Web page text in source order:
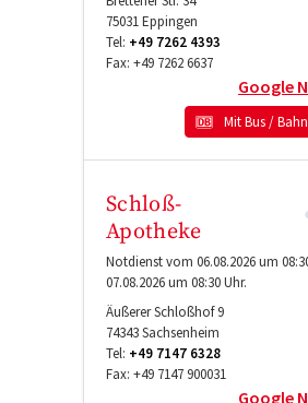
75031Eppingen
Tel: +49 7262 4393
Fax: +49 7262 6637
Google
Mit Bus /
Schloß-
Apotheke
Notdienst vom 06.08.2026 um
07.08.2026 um 08:30 Uhr.
Äußerer Schloßhof 9
74343Sachsenheim
Tel: +49 7147 6328
Fax: +49 7147 900031
Google